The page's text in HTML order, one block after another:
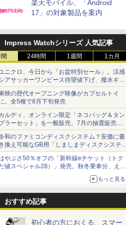
楽天モバイル、「Android
17」の対象製品を案内
Impress Watchシリーズ 人気記事
24時間 1週間 1カ月
ニクロ、今日から「お盆特別セール」。涼感
アサッカーワンピース待望値下げ、撥水ギア
ョーツは1990円に
映の歴代オープニング映像がカプセルトイ
。全5種で8月下旬発売
ルディ、オンライン限定「ネコバッグ＆タン
ラーセット」を一般販売。7月の抽選販売の
選無効分
和のファミコンディスクシステム？安価に書
換え可能なGB用「しましまディスクシステ
」
やぶさ50％オフの「新幹線eチケット（トク
値スペシャル28）」発売。秋冬乗車分、えき
もっと見る
おすすめ記事
初心者の方におくる、スマー